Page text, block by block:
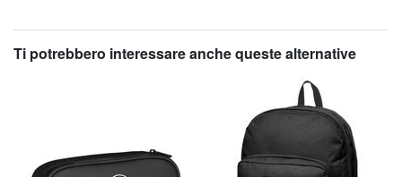
Ti potrebbero interessare anche queste alternative